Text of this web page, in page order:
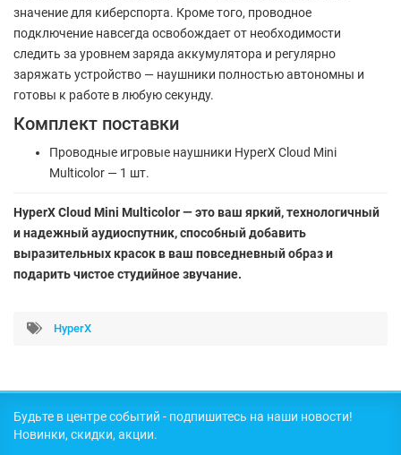
значение для киберспорта. Кроме того, проводное
подключение навсегда освобождает от необходимости
следить за уровнем заряда аккумулятора и регулярно
заряжать устройство — наушники полностью автономны и
готовы к работе в любую секунду.
Комплект поставки
Проводные игровые наушники HyperX Cloud Mini
Multicolor — 1 шт.
HyperX Cloud Mini Multicolor — это ваш яркий, технологичный
и надежный аудиоспутник, способный добавить
выразительных красок в ваш повседневный образ и
подарить чистое студийное звучание.
HyperX
Будьте в центре событий - подпишитесь на наши новости!
Новинки, скидки, акции.